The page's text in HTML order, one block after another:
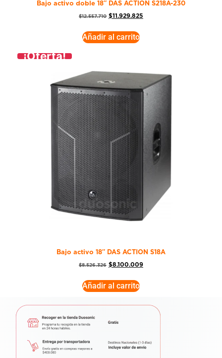
Bajo activo doble 18″ DAS ACTION S218A-230
$12.557.710 $11.929.825
Añadir al carrito
¡Oferta!
Bajo activo 18″ DAS ACTION S18A
$8.526.326 $8.100.009
Añadir al carrito